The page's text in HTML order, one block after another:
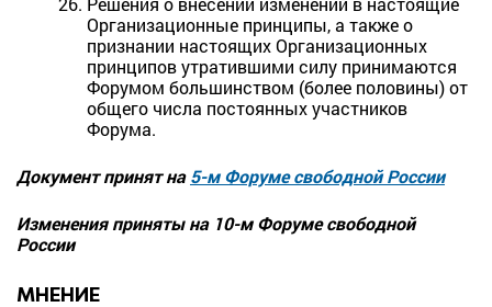
Организационные принципы, а также о
признании настоящих Организационных
принципов утратившими силу принимаются
Форумом большинством (более половины) от
общего числа постоянных участников
Форума.
Документ принят на5-м Форуме свободной России
Изменения приняты на 10-м Форуме свободной
России
МНЕНИЕ